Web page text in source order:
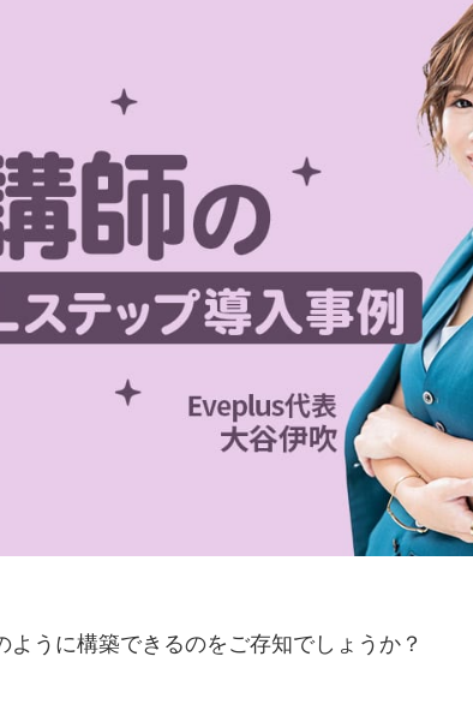
ように構築できるのをご存知でしょうか？